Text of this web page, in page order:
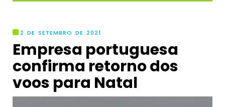
2 DE SETEMBRO DE 2021
Empresa portuguesa
confirma retorno dos
voos para Natal